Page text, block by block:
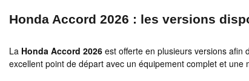
Honda Accord 2026 : les versions
La Honda Accord 2026 est offerte en plusieurs versions afin
excellent point de départ avec un équipement complet et une